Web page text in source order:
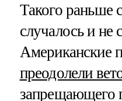
Такого раньше
случалось и не
Американские
преодолели
запрещающего